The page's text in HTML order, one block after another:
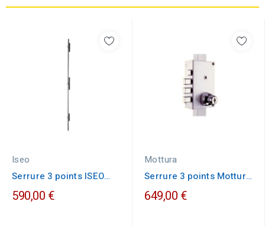
Iseo
Serrure 3 points ISEO
MULTIBLINDO
590,00 €
Mottura
Serrure 3 points Mottura
30.448
649,00 €